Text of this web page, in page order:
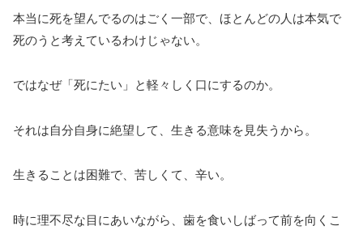
本当に死を望んでるのはごく一部で、ほとんどの人は本気で
死のうと考えているわけじゃない。
ではなぜ「死にたい」と軽々しく口にするのか。
それは自分自身に絶望して、生きる意味を見失うから。
生きることは困難で、苦しくて、辛い。
時に理不尽な目にあいながら、歯を食いしばって前を向くこ